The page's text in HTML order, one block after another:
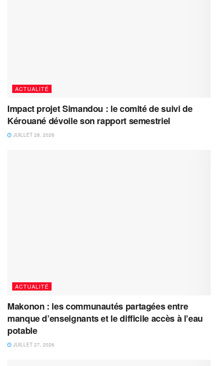
ACTUALITÉ
Impact projet Simandou : le comité de suivi de
Kérouané dévoile son rapport semestriel
JUILLET 28, 2026
ACTUALITÉ
Makonon : les communautés partagées entre
manque d’enseignants et le difficile accès à l’eau
potable
JUILLET 27, 2026